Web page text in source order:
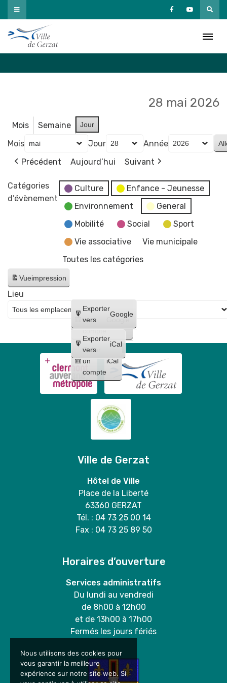
Passer
au
contenu
28 mai 2026
Mois Semaine Jour
Mois Jour
Année
Précédent
Aujourd’hui Suivant
Catégories
d’évènement
Culture
Enfance - Jeunesse
Environnement
General
Mobilité
Social
Sport
Vie associative
Vie municipale
Toutes les catégories
Vueimpression
Créer
un
compte
Google
Créer
un
compte
iCal
Exporter
vers
Google
Exporter
vers
iCal
Lieu
Ville de Gerzat
Hôtel de Ville
Place de la Liberté
63360 GERZAT
Tél. : 04 73 25 00 14
Fax : 04 73 25 89 50
Horaires d’ouverture
Services administratifs
Du lundi au vendredi
de 8h00 à 12h00
et de 13h00 à 17h00
Fermés les jours fériés
Nous utilisons des cookies pour
vous garantir la meilleure
expérience sur notre site web. Si